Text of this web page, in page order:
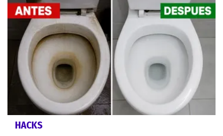
HACKS